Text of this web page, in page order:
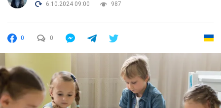
6.10.2024 09:00
987
0 0